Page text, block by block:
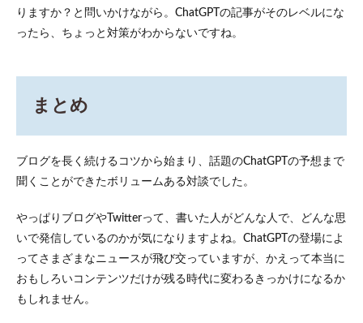
りますか？と問いかけながら。ChatGPTの記事がそのレベルにな
ったら、ちょっと対策がわからないですね。
まとめ
ブログを長く続けるコツから始まり、話題のChatGPTの予想まで
聞くことができたボリュームある対談でした。
やっぱりブログやTwitterって、書いた人がどんな人で、どんな思
いで発信しているのかが気になりますよね。ChatGPTの登場によ
ってさまざまなニュースが飛び交っていますが、かえって本当に
おもしろいコンテンツだけが残る時代に変わるきっかけになるか
もしれません。